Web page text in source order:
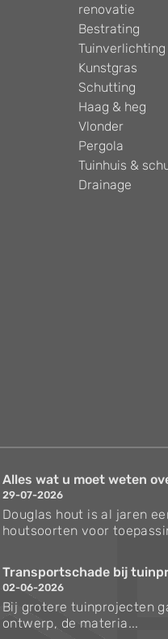
renovatie
Bestrating
Tuinverlichting
Kunstgras
Schutting
Haag & heg
Vlonder
Pergola
Tuinhuis &
Drainage
Alles wat u moet weten
29-07-2026
Douglas hout is al jaren
houtsoorten voor
Transportschade bij
02-06-2026
Bij grotere tuinprojecten
ontwerp, de materia...